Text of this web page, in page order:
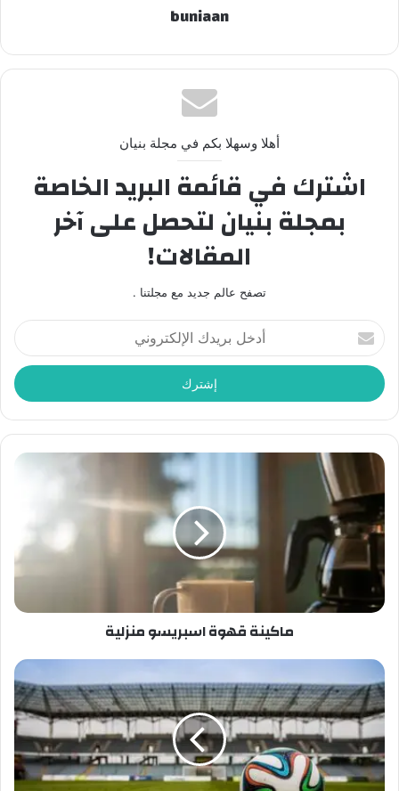
buniaan
أهلا وسهلا بكم في مجلة بنيان
اشترك في قائمة البريد الخاصة
بمجلة بنيان لتحصل على آخر
المقالات!
تصفح عالم جديد مع مجلتنا .
أدخل
بريدك
الإلكتروني
ماكينة قهوة اسبريسو منزلية